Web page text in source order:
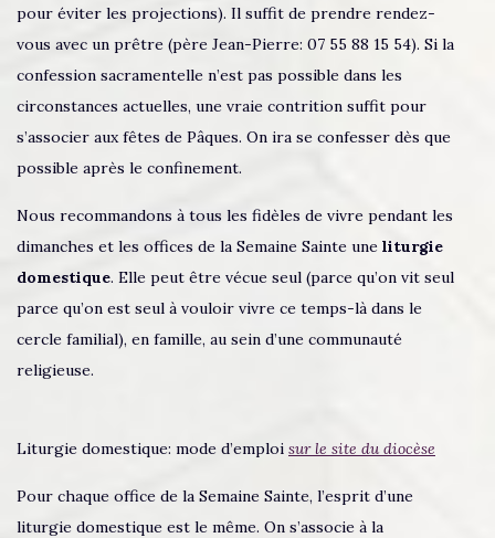
pour éviter les projections). Il suffit de prendre rendez-
vous avec un prêtre (père Jean-Pierre: 07 55 88 15 54). Si la
confession sacramentelle n’est pas possible dans les
circonstances actuelles, une vraie contrition suffit pour
s’associer aux fêtes de Pâques. On ira se confesser dès que
possible après le confinement.
Nous recommandons à tous les fidèles de vivre pendant les
dimanches et les offices de la Semaine Sainte une liturgie
domestique. Elle peut être vécue seul (parce qu’on vit seul
parce qu’on est seul à vouloir vivre ce temps-là dans le
cercle familial), en famille, au sein d’une communauté
religieuse.
Liturgie domestique: mode d’emploi sur le site du diocèse
Pour chaque office de la Semaine Sainte, l’esprit d’une
liturgie domestique est le même. On s’associe à la